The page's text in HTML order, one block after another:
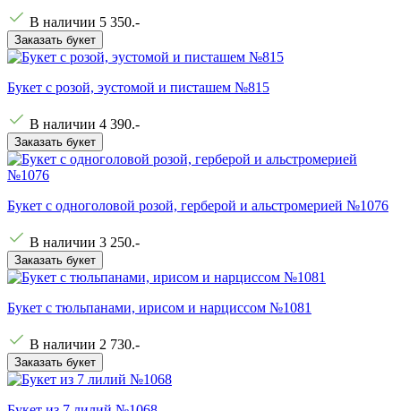
В наличии 5 350.-
Заказать букет
Букет с розой, эустомой и писташем №815
В наличии 4 390.-
Заказать букет
Букет с одноголовой розой, герберой и альстромерией №1076
В наличии 3 250.-
Заказать букет
Букет с тюльпанами, ирисом и нарциссом №1081
В наличии 2 730.-
Заказать букет